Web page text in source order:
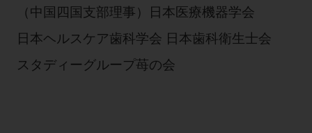
（中国四国支部理事）日本医療機器学会
日本ヘルスケア歯科学会 日本歯科衛生士会
スタディーグループ苺の会